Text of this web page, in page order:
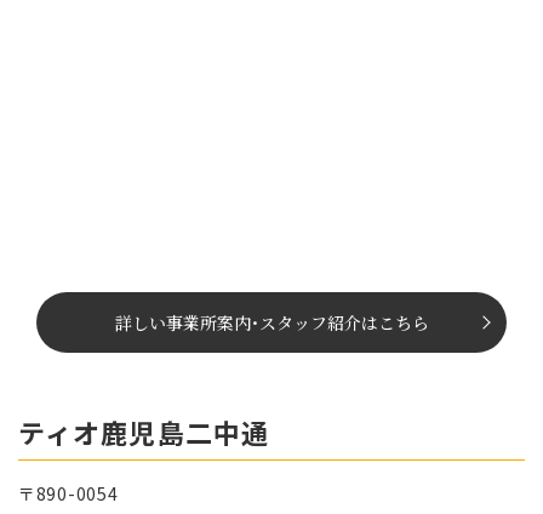
詳しい事業所案内･スタッフ紹介はこちら
ティオ鹿児島二中通
〒890-0054